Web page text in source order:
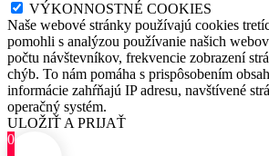
VÝKONNOSTNÉ COOKIES
Naše webové stránky používajú cookies
pomohli s analýzou používanie našich
počtu návštevníkov, frekvencie zobrazení
chýb. To nám pomáha s prispôsobením
informácie zahŕňajú IP adresu, navštívené
operačný systém.
ULOŽIŤ A PRIJAŤ
0